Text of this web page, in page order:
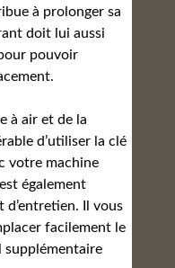
à prolonger sa
doit lui aussi
pouvoir
à air et de la
d’utiliser la clé
votre machine
également
d’entretien. Il vous
facilement le